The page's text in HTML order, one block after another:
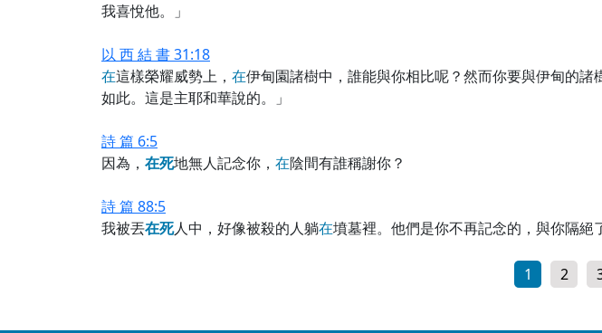
我喜悅他。」
以 西 結 書 31:18
在這樣榮耀威勢上， 在伊甸園諸樹中，誰能與你相比呢？然而你要與伊甸的諸
如此。這是主耶和華說的。」
詩 篇 6:5
因為， 在死地無人記念你， 在陰間有誰稱謝你？
詩 篇 88:5
我被丟在死人中，好像被殺的人躺在墳墓裡。他們是你不再記念的，與你隔絕
1 2